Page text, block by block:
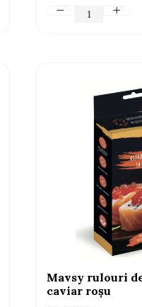
Mavsy rulouri
caviar roșu